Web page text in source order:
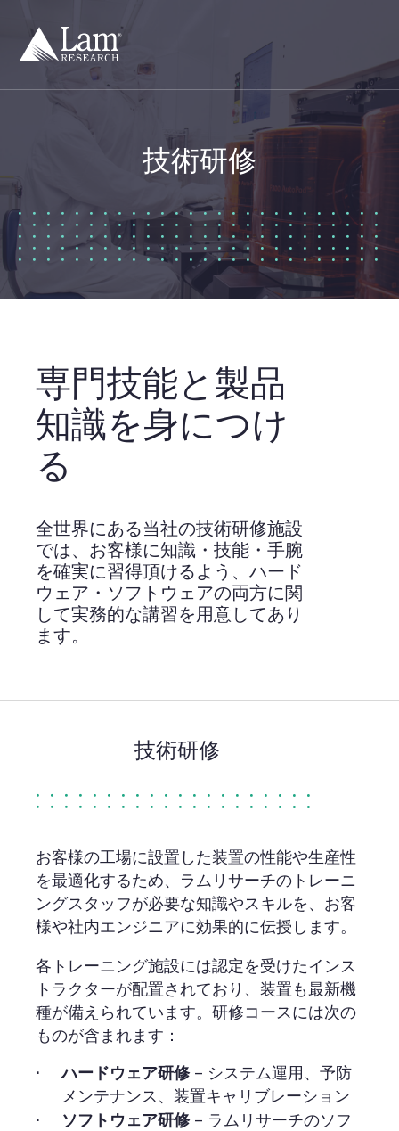
移
技術研修
専門技能と製品
知識を身につけ
る
全世界にある当社の技術研修施設
では、お客様に知識・技能・手腕
を確実に習得頂けるよう、ハード
ウェア・ソフトウェアの両方に関
して実務的な講習を用意してあり
ます。
技術研修
お客様の工場に設置した装置の性能や生産性
を最適化するため、ラムリサーチのトレーニ
ングスタッフが必要な知識やスキルを、お客
様や社内エンジニアに効果的に伝授します。
各トレーニング施設には認定を受けたインス
トラクターが配置されており、装置も最新機
種が備えられています。研修コースには次の
ものが含まれます：
ハードウェア研修– システム運用、予防
メンテナンス、装置キャリブレーション
ソフトウェア研修– ラムリサーチのソフ